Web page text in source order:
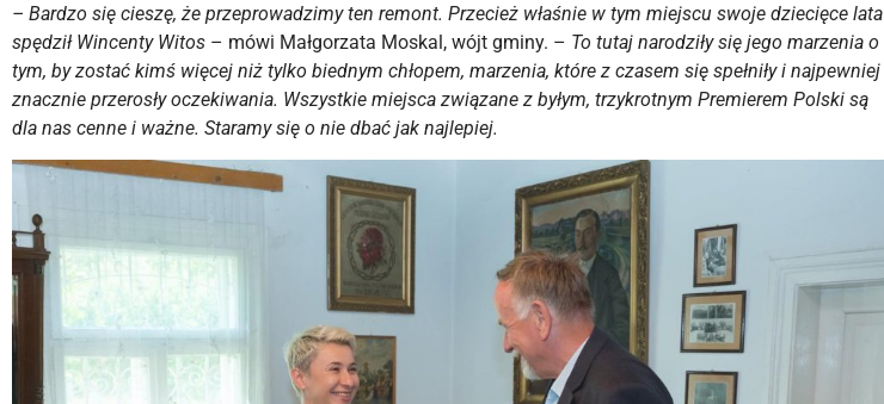
– Bardzo się cieszę, że przeprowadzimy ten remont. Przecież właśnie w tym miejscu swoje dziecięce lata
spędził Wincenty Witos – mówi Małgorzata Moskal, wójt gminy. – To tutaj narodziły się jego marzenia o
tym, by zostać kimś więcej niż tylko biednym chłopem, marzenia, które z czasem się spełniły i najpewniej
znacznie przerosły oczekiwania. Wszystkie miejsca związane z byłym, trzykrotnym Premierem Polski są
dla nas cenne i ważne. Staramy się o nie dbać jak najlepiej.